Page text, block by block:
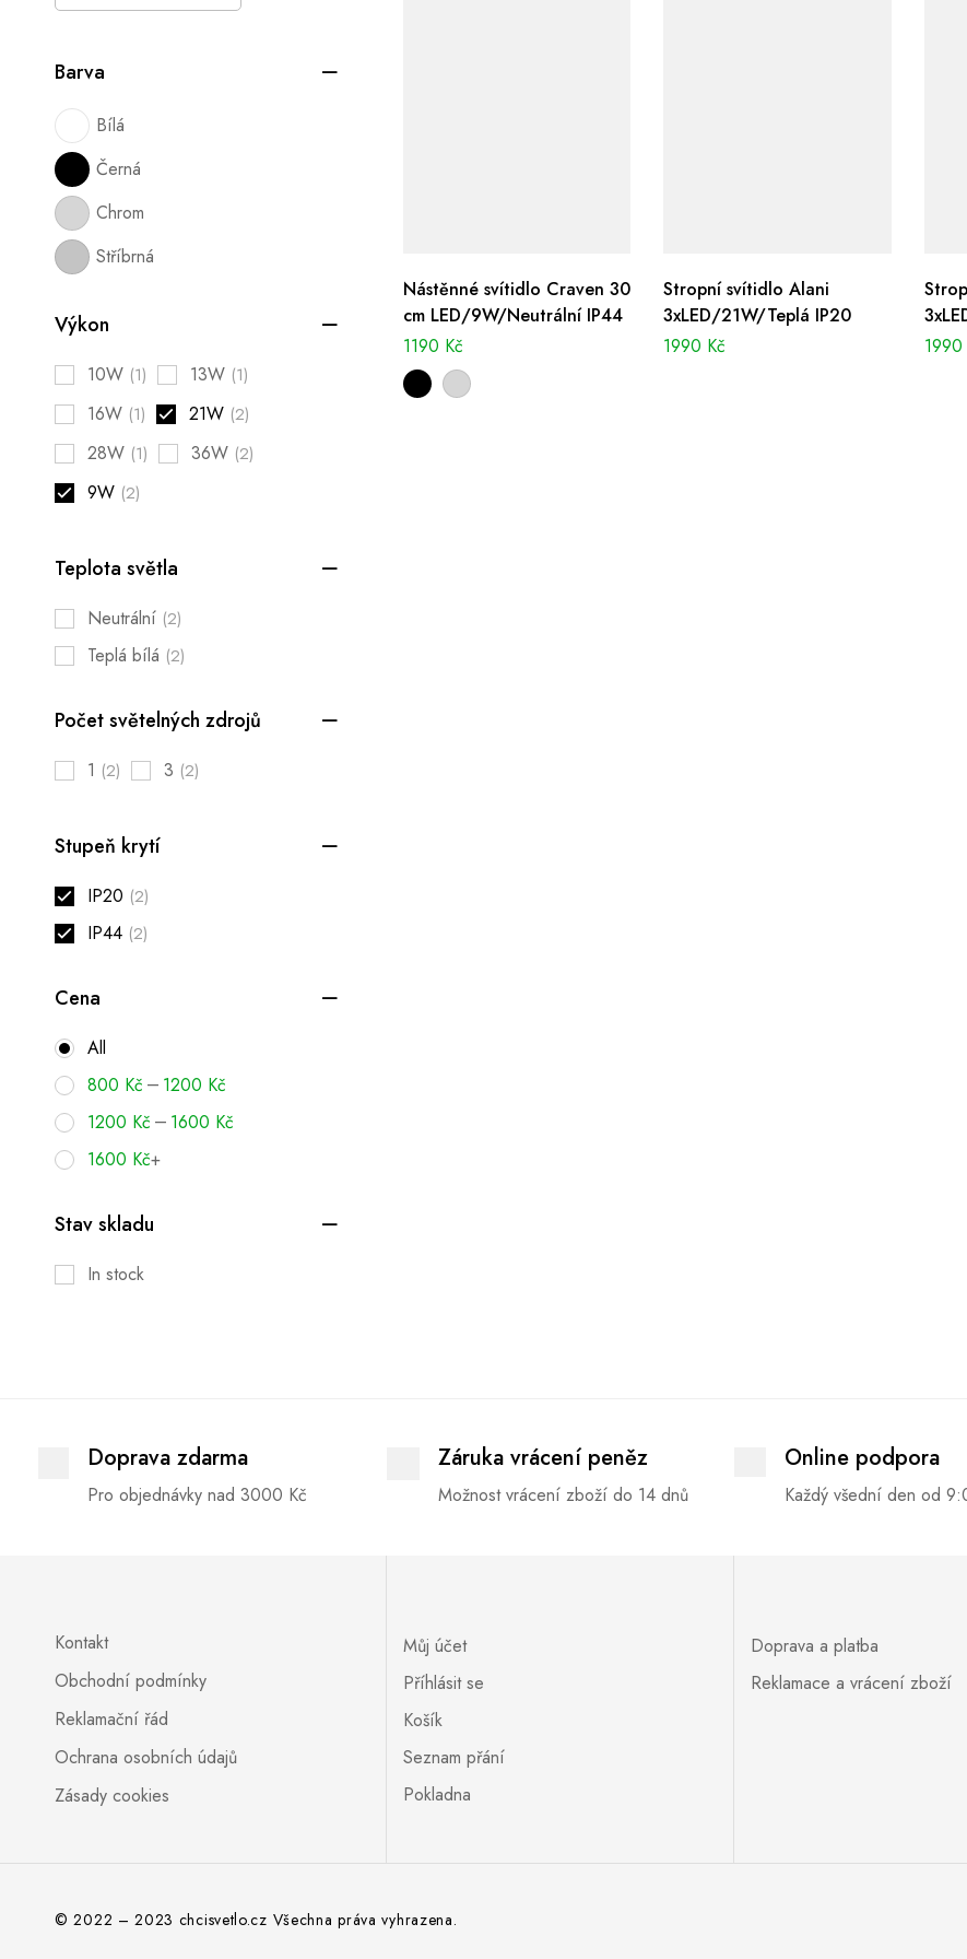
Barva
Bílá
Černá
Chrom
Stříbrná
Výkon
10W (1) 13W (1)
16W (1) 21W (2)
28W (1) 36W (2)
9W (2)
Teplota světla
Neutrální (2)
Teplá bílá (2)
Počet světelných zdrojů
1 (2) 3 (2)
Stupeň krytí
IP20 (2)
IP44 (2)
Cena
All
800 Kč – 1200 Kč
1200 Kč – 1600 Kč
1600 Kč+
Stav skladu
In stock
Nástěnné svítidlo Craven 30
cm LED/9W/Neutrální IP44
1190 Kč
Stropní svítidlo Alani
3xLED/21W/Teplá IP20
1990 Kč
1990
Doprava zdarma
Pro objednávky nad 3000 Kč
Záruka vrácení peněz
Možnost vrácení zboží do 14 dnů
Online podpora
Každý všední den od
Kontakt
Obchodní podmínky
Reklamační řád
Ochrana osobních údajů
Zásady cookies
Můj účet
Příhlásit se
Košík
Seznam přání
Pokladna
Doprava a platba
Reklamace a vrácení zboží
© 2022 – 2023 chcisvetlo.cz Všechna práva vyhrazena.